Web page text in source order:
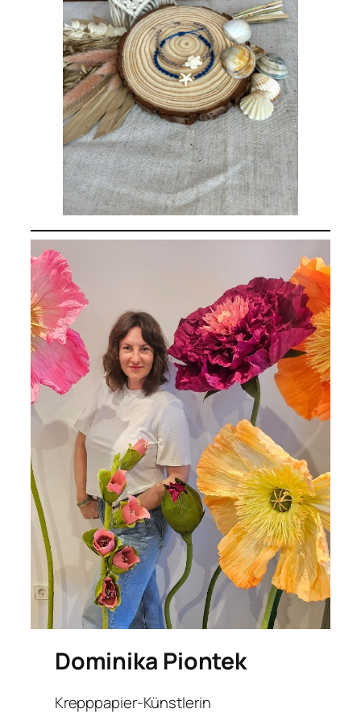
Dominika Piontek
Krepppapier-Künstlerin